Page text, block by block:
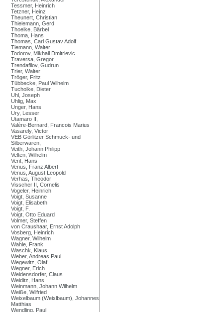
Tessmer, Heinrich
Tetzner, Heinz
Theunert, Christian
Thielemann, Gerd
Thoelke, Bärbel
Thoma, Hans
Thomas, Carl Gustav Adolf
Tiemann, Walter
Todorov, Mikhail Dmitrievic
Traversa, Gregor
Trendafilov, Gudrun
Trier, Walter
Tröger, Fritz
Tübbecke, Paul Wilhelm
Tucholke, Dieter
Uhl, Joseph
Uhlig, Max
Unger, Hans
Ury, Lesser
Utamaro II,
Valère-Bernard, Francois Marius
Vasarely, Victor
VEB Görlitzer Schmuck- und
Silberwaren,
Veith, Johann Philipp
Velten, Wilhelm
Vent, Hans
Venus, Franz Albert
Venus, August Leopold
Verhas, Theodor
Visscher II, Cornelis
Vogeler, Heinrich
Voigt, Susanne
Voigt, Elisabeth
Voigt, F.
Voigt, Otto Eduard
Volmer, Steffen
von Craushaar, Ernst Adolph
Vosberg, Heinrich
Wagner, Wilhelm
Wahle, Frank
Waschk, Klaus
Weber, Andreas Paul
Wegewitz, Olaf
Wegner, Erich
Weidensdorfer, Claus
Weiditz, Hans
Weinmann, Johann Wilhelm
Weiße, Wilfried
Weixelbaum (Weixlbaum), Johannes
Matthias
Wendling, Paul